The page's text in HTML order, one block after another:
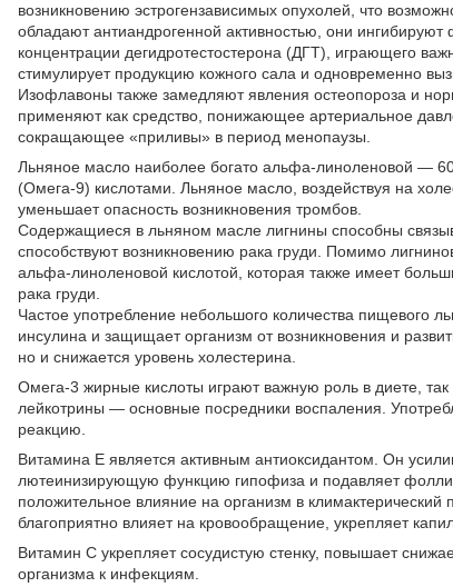
возникновению эстрогензависимых опухолей, что
обладают антиандрогенной активностью, они
концентрации дегидротестостерона (ДГТ), играющего
стимулирует продукцию кожного сала и одновременно
Изофлавоны также замедляют явления остеопороза и
применяют как средство, понижающее артериальное
сокращающее «приливы» в период менопаузы.
Льняное масло наиболее богато альфа-линоленовой —
(Омега-9) кислотами. Льняное масло, воздействуя на
уменьшает опасность возникновения тромбов.
Содержащиеся в льняном масле лигнины способны
способствуют возникновению рака груди. Помимо
альфа-линоленовой кислотой, которая также имеет
рака груди.
Частое употребление небольшого количества пищевого
инсулина и защищает организм от возникновения и
но и снижается уровень холестерина.
Омега-3 жирные кислоты играют важную роль в диете,
лейкотрины — основные посредники воспаления.
реакцию.
Витамина Е является активным антиоксидантом. Он
лютеинизирующую функцию гипофиза и подавляет
положительное влияние на организм в
благоприятно влияет на кровообращение, укрепляет
Витамин С укрепляет сосудистую стенку, повышает
организма к инфекциям.